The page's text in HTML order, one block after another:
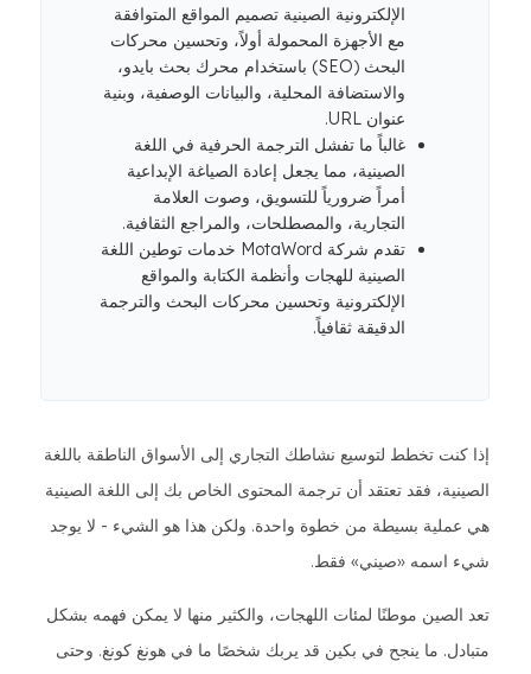
الإلكترونية الصينية تصميم المواقع المتوافقة
مع الأجهزة المحمولة أولاً، وتحسين محركات
البحث (SEO) باستخدام محرك بحث بايدو،
والاستضافة المحلية، والبيانات الوصفية، وبنية
عنوان URL.
غالباً ما تفشل الترجمة الحرفية في اللغة
الصينية، مما يجعل إعادة الصياغة الإبداعية
أمراً ضرورياً للتسويق، وصوت العلامة
التجارية، والمصطلحات، والمراجع الثقافية.
تقدم شركة MotaWord خدمات توطين اللغة
الصينية للهجات وأنظمة الكتابة والمواقع
الإلكترونية وتحسين محركات البحث والترجمة
الدقيقة ثقافياً.
إذا كنت تخطط لتوسيع نشاطك التجاري إلى الأسواق الناطقة باللغة
الصينية، فقد تعتقد أن ترجمة المحتوى الخاص بك إلى اللغة الصينية
هي عملية بسيطة من خطوة واحدة. ولكن هذا هو الشيء - لا يوجد
شيء اسمه «صيني» فقط.
تعد الصين موطنًا لمئات اللهجات، والكثير منها لا يمكن فهمه بشكل
متبادل. ما ينجح في بكين قد يربك شخصًا ما في هونغ كونغ. وحتى